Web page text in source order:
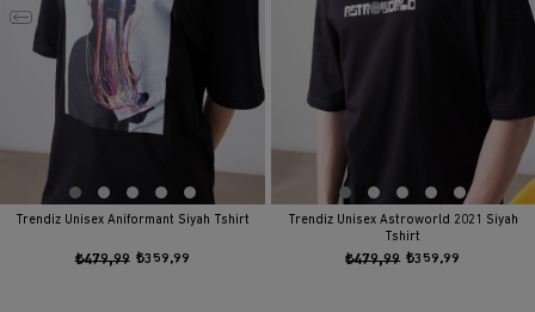
Trendiz Unisex Aniformant Siyah Tshirt
₺359,99
₺479,99
Trendiz Unisex Astroworld 2021 Siyah
Tshirt
₺359,99
₺479,99